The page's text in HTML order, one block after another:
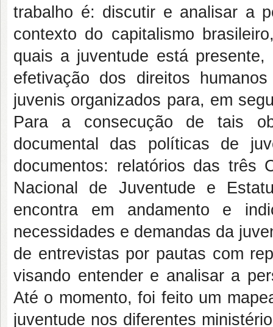
trabalho é: discutir e analisar a
contexto do capitalismo
quais a juventude está
efetivação dos direitos
juvenis organizados para, em
Para a consecução de tais
documental das políticas de
documentos: relatórios das três
Nacional de Juventude e
encontra em andamento e
necessidades e demandas da
de entrevistas por pautas com
visando entender e analisar a
Até o momento, foi feito um
juventude nos diferentes